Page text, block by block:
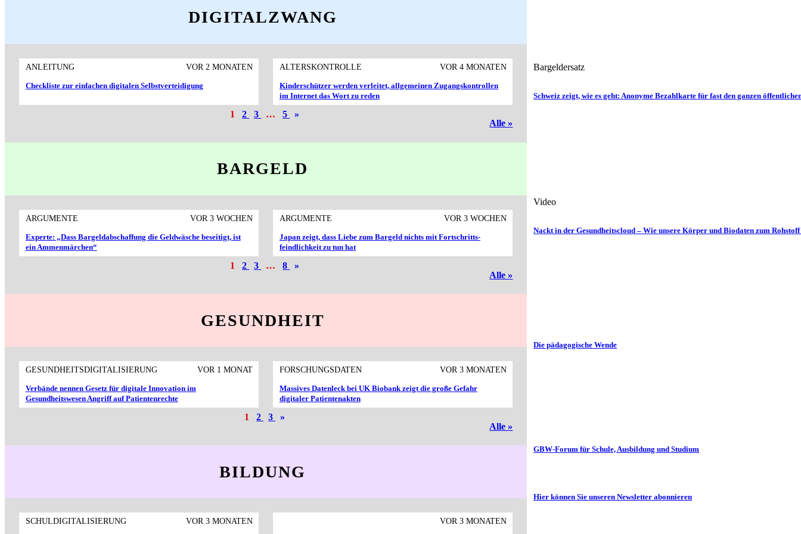
DIGITALZWANG
ANLEITUNG VOR 2 MONATEN
Checkliste zur einfachen digitalen Selbstverteidigung
ALTERSKONTROLLE VOR 4 MONATEN
Kinderschützer werden verleitet, allgemeinen Zugangskontrollen
im Internet das Wort zu reden
1 2 3 … 5
»
Alle »
BARGELD
ARGUMENTE VOR 3 WOCHEN
Experte: „Dass Bargeld­abschaffung die Geld­wäsche beseitigt, ist
ein Ammen­märchen“
ARGUMENTE VOR 3 WOCHEN
Japan zeigt, dass Liebe zum Bargeld nichts mit Fortschritts­
feindlichkeit zu tun hat
1 2 3 … 8
»
Alle »
GESUNDHEIT
GESUNDHEITSDIGITALISIERUNG VOR 1 MONAT
Verbände nennen Gesetz für digitale Innovation im
Gesundheitswesen Angriff auf Patientenrechte
FORSCHUNGSDATEN VOR 3 MONATEN
Massives Datenleck bei UK Biobank zeigt die große Gefahr
digitaler Patientenakten
1 2 3
»
Alle »
BILDUNG
SCHULDIGITALISIERUNG VOR 3 MONATEN VOR 3 MONATEN
Bargeldersatz
Schweiz zeigt, wie es geht: Anonyme Bezahlkarte für fast den ganzen
Video
Nackt in der Gesundheits­­cloud – Wie unsere Körper und Bio­daten zum
Die pädagogische Wende
GBW-Forum für Schule, Ausbildung und Studium
Hier können Sie unseren Newsletter abonnieren